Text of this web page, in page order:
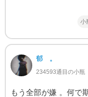
小
郁 。
234593通目の小瓶
もう全部が嫌 。何で